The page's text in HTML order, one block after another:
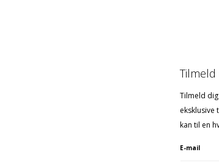
Tilmeld
eksklusive
kan til en
E-mail